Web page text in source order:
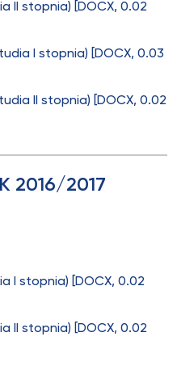
II stopnia) [DOCX, 0.02
I stopnia) [DOCX, 0.03
II stopnia) [DOCX, 0.02
2016/2017
I stopnia) [DOCX, 0.02
II stopnia) [DOCX, 0.02